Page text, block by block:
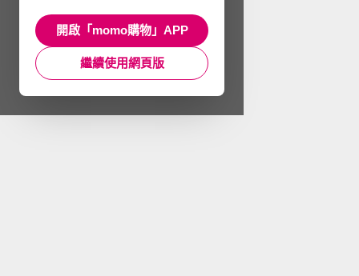
開啟「momo購物」APP
繼續使用網頁版